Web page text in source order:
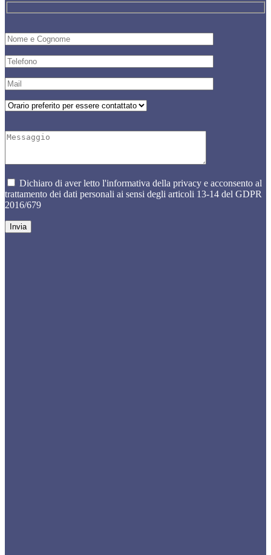
Dichiaro di aver letto l'informativa della privacy e acconsento al
trattamento dei dati personali ai sensi degli articoli 13-14 del GDPR
2016/679